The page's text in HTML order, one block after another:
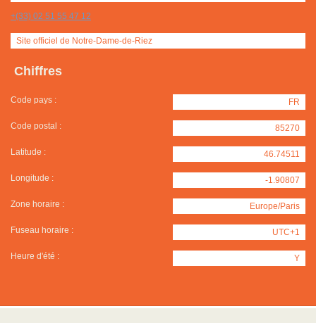
+(33) 02 51 55 47 12
Site officiel de Notre-Dame-de-Riez
Chiffres
Code pays : FR
Code postal : 85270
Latitude : 46.74511
Longitude : -1.90807
Zone horaire : Europe/Paris
Fuseau horaire : UTC+1
Heure d'été : Y